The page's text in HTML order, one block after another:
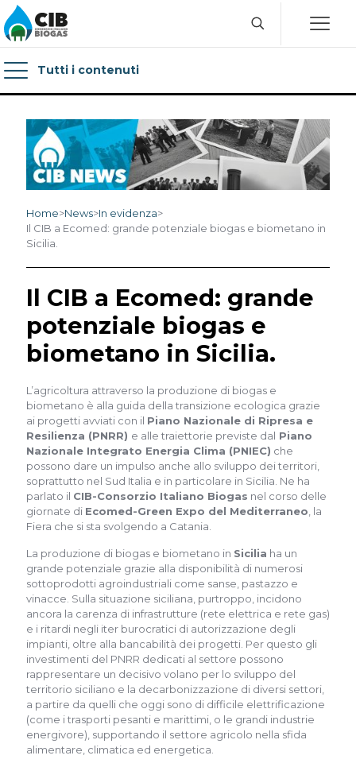
Tutti i contenuti
Home>News>In evidenza>
Il CIB a Ecomed: grande potenziale biogas e biometano in
Sicilia.
Il CIB a Ecomed: grande
potenziale biogas e
biometano in Sicilia.
L’agricoltura attraverso la produzione di biogas e
biometano è alla guida della transizione ecologica grazie
ai progetti avviati con il Piano Nazionale di Ripresa e
Resilienza (PNRR) e alle traiettorie previste dal Piano
Nazionale Integrato Energia Clima (PNIEC) che
possono dare un impulso anche allo sviluppo dei territori,
soprattutto nel Sud Italia e in particolare in Sicilia. Ne ha
parlato il CIB-Consorzio Italiano Biogas nel corso delle
giornate di Ecomed-Green Expo del Mediterraneo, la
Fiera che si sta svolgendo a Catania.
La produzione di biogas e biometano in Sicilia ha un
grande potenziale grazie alla disponibilità di numerosi
sottoprodotti agroindustriali come sanse, pastazzo e
vinacce. Sulla situazione siciliana, purtroppo, incidono
ancora la carenza di infrastrutture (rete elettrica e rete gas)
e i ritardi negli iter burocratici di autorizzazione degli
impianti, oltre alla bancabilità dei progetti. Per questo gli
investimenti del PNRR dedicati al settore possono
rappresentare un decisivo volano per lo sviluppo del
territorio siciliano e la decarbonizzazione di diversi settori,
a partire da quelli che oggi sono di difficile elettrificazione
(come i trasporti pesanti e marittimi, o le grandi industrie
energivore), supportando il settore agricolo nella sfida
alimentare, climatica ed energetica.